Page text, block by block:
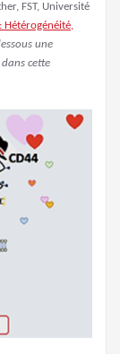
FST, Université
Hétérogénéité,
une
cette